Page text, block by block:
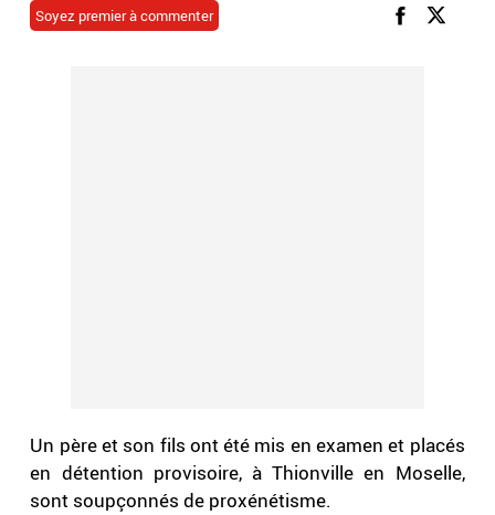
Soyez premier à commenter
Un père et son fils ont été mis en examen et placés
en détention provisoire, à Thionville en Moselle,
sont soupçonnés de proxénétisme.